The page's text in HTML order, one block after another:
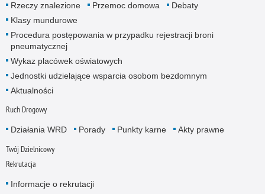
Rzeczy znalezione
Przemoc domowa
Debaty
Klasy mundurowe
Procedura postępowania w przypadku rejestracji broni
pneumatycznej
Wykaz placówek oświatowych
Jednostki udzielające wsparcia osobom bezdomnym
Aktualności
Ruch Drogowy
Działania WRD Porady Punkty karne Akty prawne
Twój Dzielnicowy
Rekrutacja
Informacje o rekrutacji